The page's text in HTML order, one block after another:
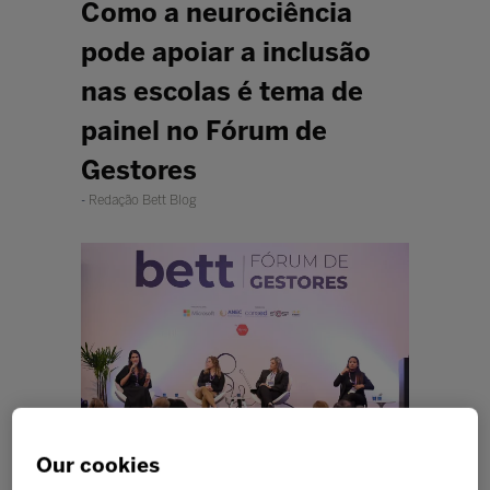
Como a neurociência
pode apoiar a inclusão
nas escolas é tema de
painel no Fórum de
Gestores
Redação Bett Blog
Our cookies